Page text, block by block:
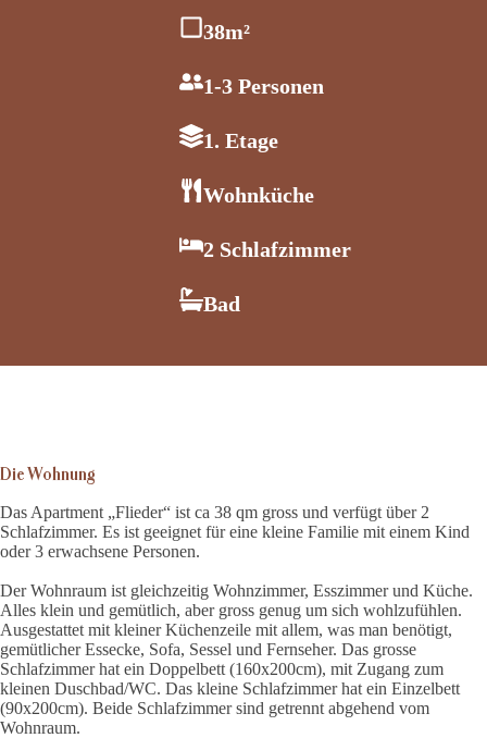
38m²
1-3 Personen
1. Etage
Wohnküche
2 Schlafzimmer
Bad
Die Wohnung
Das Apartment „Flieder“ ist ca 38 qm gross und verfügt über 2
Schlafzimmer. Es ist geeignet für eine kleine Familie mit einem Kind
oder 3 erwachsene Personen.
Der Wohnraum ist gleichzeitig Wohnzimmer, Esszimmer und Küche.
Alles klein und gemütlich, aber gross genug um sich wohlzufühlen.
Ausgestattet mit kleiner Küchenzeile mit allem, was man benötigt,
gemütlicher Essecke, Sofa, Sessel und Fernseher. Das grosse
Schlafzimmer hat ein Doppelbett (160x200cm), mit Zugang zum
kleinen Duschbad/WC. Das kleine Schlafzimmer hat ein Einzelbett
(90x200cm). Beide Schlafzimmer sind getrennt abgehend vom
Wohnraum.